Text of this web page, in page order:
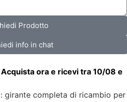
Prodotto
info in chat
Acquista ora e ricevi tra 10/08 e
girante completa di ricambio per